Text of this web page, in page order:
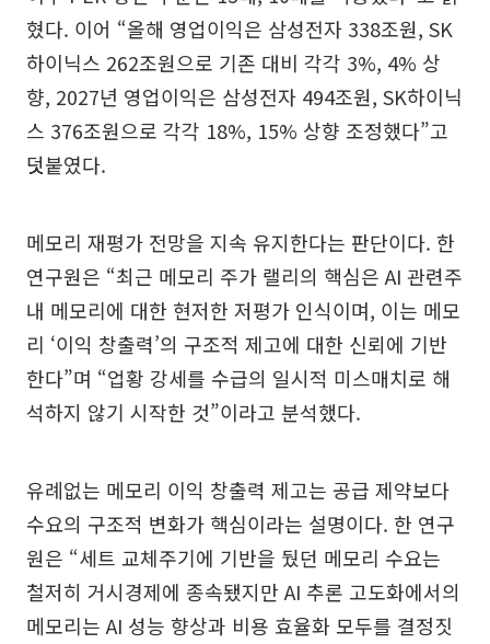
혔다. 이어 “올해 영업이익은 삼성전자 338조원, SK
하이닉스 262조원으로 기존 대비 각각 3%, 4% 상
향, 2027년 영업이익은 삼성전자 494조원, SK하이닉
스 376조원으로 각각 18%, 15% 상향 조정했다”고
덧붙였다.
메모리 재평가 전망을 지속 유지한다는 판단이다. 한
연구원은 “최근 메모리 주가 랠리의 핵심은 AI 관련주
내 메모리에 대한 현저한 저평가 인식이며, 이는 메모
리 ‘이익 창출력’의 구조적 제고에 대한 신뢰에 기반
한다”며 “업황 강세를 수급의 일시적 미스매치로 해
석하지 않기 시작한 것”이라고 분석했다.
유례없는 메모리 이익 창출력 제고는 공급 제약보다
수요의 구조적 변화가 핵심이라는 설명이다. 한 연구
원은 “세트 교체주기에 기반을 뒀던 메모리 수요는
철저히 거시경제에 종속됐지만 AI 추론 고도화에서의
메모리는 AI 성능 향상과 비용 효율화 모두를 결정짓